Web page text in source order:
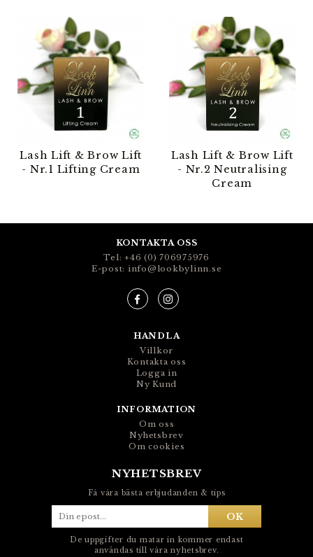
Lash Lift & Brow Lift
- Nr.1 Lifting Cream
Lash Lift & Brow Lift
- Nr.2 Neutralising
Cream
KONTAKTA OSS
Tel: +46 (0) 706975976
E-post: info@lookbylinn.se
HANDLA
Villkor
Kontakta oss
Logga in
Ny Kund
INFORMATION
Om oss
Nyhetsbrev
Om cookies
NYHETSBREV
Få våra bästa erbjudanden & tips
OK
De uppgifter du matar in kommer endast
användas till våra nyhetsbrev.